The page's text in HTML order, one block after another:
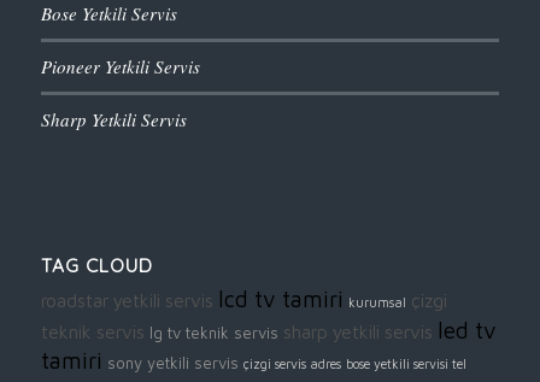
Bose Yetkili Servis
Pioneer Yetkili Servis
Sharp Yetkili Servis
TAG CLOUD
roadstar yetkili servis lcd tv tamiri kurumsal çizgi
teknik servis lg tv teknik servis sharp yetkili servis led tv
tamiri sony yetkili servis çizgi servis adres bose yetkili servisi tel